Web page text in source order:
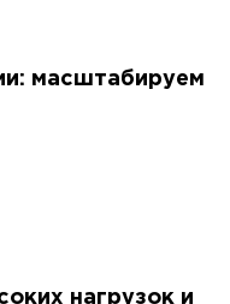
масштабируем
нагрузок и